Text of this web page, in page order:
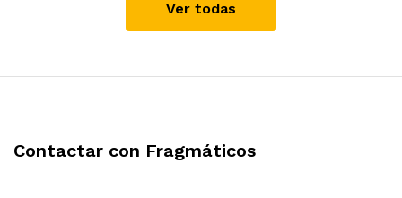
Ver todas
Contactar con Fragmáticos